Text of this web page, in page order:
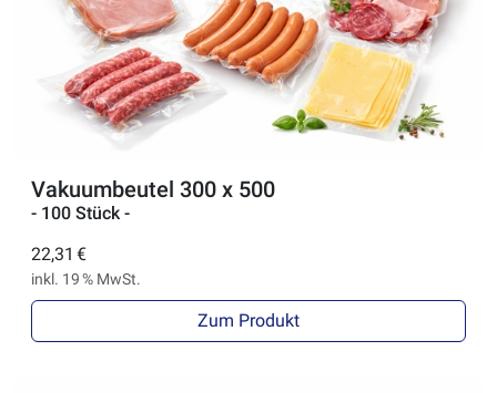
Vakuumbeutel 300 x 500
- 100 Stück -
22,31 €
inkl. 19 % MwSt.
Zum Produkt